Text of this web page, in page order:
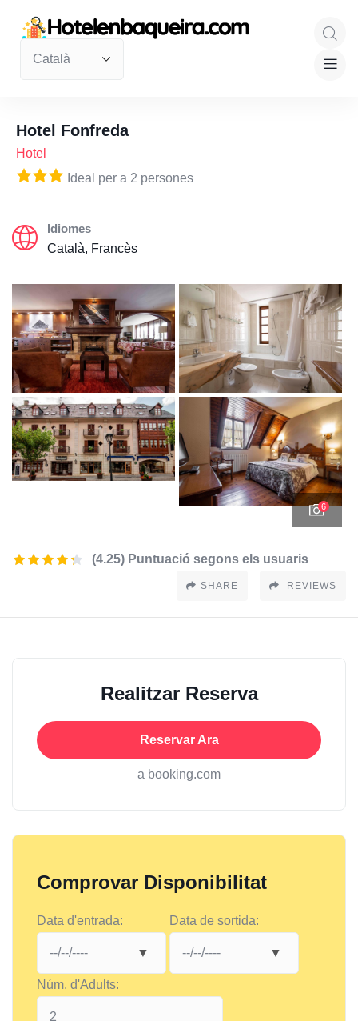
Hotel Fonfreda
Hotel
Ideal per a 2 persones
Idiomes
Català, Francès
6
(4.25) Puntuació segons els usuaris
SHARE REVIEWS
Realitzar Reserva
Reservar Ara
a booking.com
Comprovar Disponibilitat
Data d'entrada: Data de sortida:
Núm. d'Adults: